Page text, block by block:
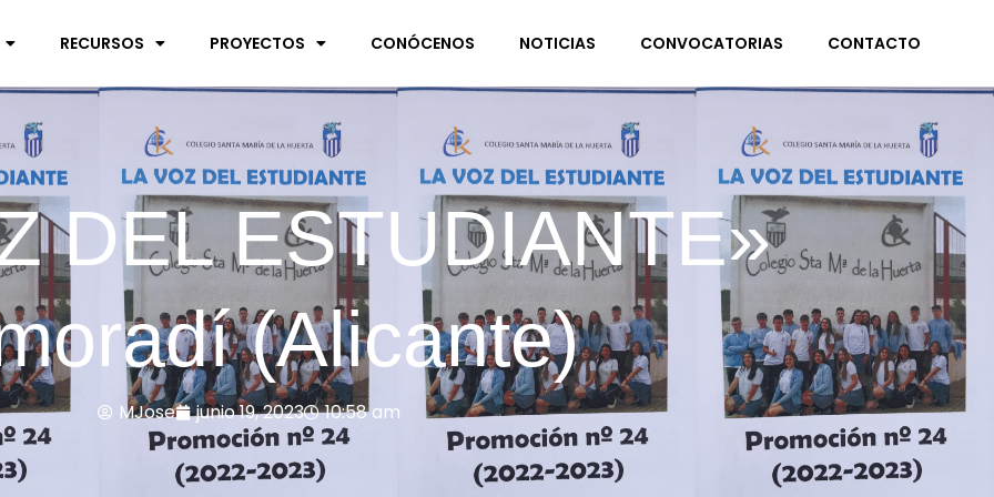
RECURSOS PROYECTOS CONÓCENOS NOTICIAS CONVOCATORIAS CONTACTO
DEL ESTUDIANTE»
(Alicante)
MJose junio 19, 2023 10:58 am